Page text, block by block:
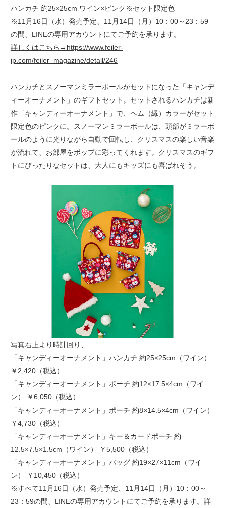
ハンカチ 約25×25cm ワイン×ピンク※セット限定色
※11月16日（水）発売予定、11月14日（月）10：00～23：59
の間、LINEの専用アカウントにてご予約を承ります。
詳しくはこちら→https://www.feiler-
jp.com/feiler_magazine/detail/246
ハンカチとスノーマンミラーボールがセットになった「キャンデ
ィーオーナメント」のギフトセット。セットされるハンカチは新
作「キャンディーオーナメント」で、ヘム（縁）カラーがセット
限定色のピンクに。スノーマンミラーボールは、頭部がミラーボ
ールのように光りながら自動で回転し、クリスマスの楽しい音楽
が流れて、お部屋をポップに彩ってくれます。クリスマスのギフ
トにぴったりなセットは、大人にもキッズにも喜ばれそう。
写真右上より時計回り、
「キャンディーオーナメント」ハンカチ 約25×25cm（ワイン）
￥2,420（税込）
「キャンディーオーナメント」ポーチ 約12×17.5×4cm（ワイ
ン） ￥6,050（税込）
「キャンディーオーナメント」ポーチ 約8×14.5×4cm（ワイン）
￥4,730（税込）
「キャンディーオーナメント」キー＆カードポーチ 約
12.5×7.5×1.5cm（ワイン） ￥5,500（税込）
「キャンディーオーナメント」バッグ 約19×27×11cm（ワイ
ン） ￥10,450（税込）
※すべて11月16日（水）発売予定、11月14日（月）10：00～
23：59の間、LINEの専用アカウントにてご予約を承ります。詳